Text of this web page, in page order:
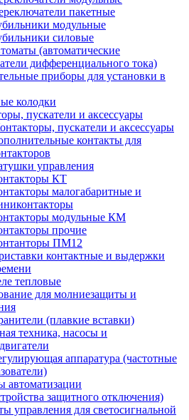
пакетные
модульные
силовые
(автоматические
дифференциального тока)
приборы для установки в
колодки
пускатели и аксессуары
пускатели и аксессуары
контакты для
управления
КТ
малогабаритные и
модульные КМ
прочие
ПМ12
контактные и выдержки
тепловые
для молниезащиты и
(плавкие вставки)
техника, насосы и
аппаратура (частотные
автоматизации
защитного отключения)
управления для светосигнальной